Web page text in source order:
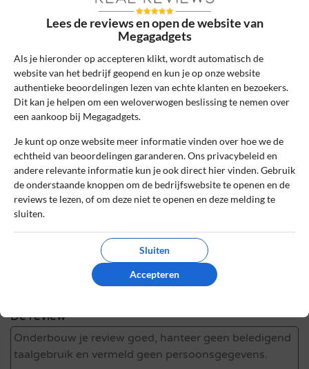
gepubliceerd. Vereiste velden zijn gemarkeerd
E-mail*
Bestelnummer
Review Titel *
Sterrenbeoordeling *
De review *
Lees de reviews en open de website van
Megagadgets
Als je hieronder op accepteren klikt, wordt automatisch de
website van het bedrijf geopend en kun je op onze website
authentieke beoordelingen lezen van echte klanten en bezoekers.
Dit kan je helpen om een weloverwogen beslissing te nemen over
een aankoop bij Megagadgets.
Je kunt op onze website meer informatie vinden over hoe we de
echtheid van beoordelingen garanderen. Ons privacybeleid en
andere relevante informatie kun je ook direct hier vinden. Gebruik
de onderstaande knoppen om de bedrijfswebsite te openen en de
reviews te lezen, of om deze niet te openen en deze melding te
sluiten.
Sluiten
Accepteren